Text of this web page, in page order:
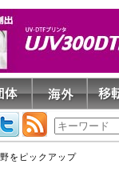
をピックアップ